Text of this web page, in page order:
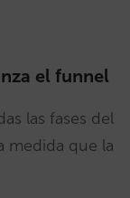
el funnel
las fases del
medida que la